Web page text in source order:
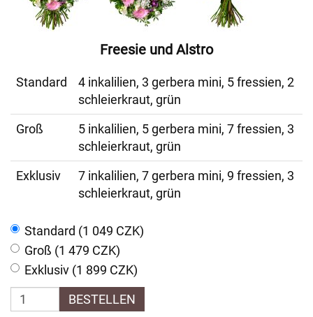
Freesie und Alstro
Standard
4 inkalilien, 3 gerbera mini, 5 fressien, 2
schleierkraut, grün
Groß
5 inkalilien, 5 gerbera mini, 7 fressien, 3
schleierkraut, grün
Exklusiv
7 inkalilien, 7 gerbera mini, 9 fressien, 3
schleierkraut, grün
Standard (1 049 CZK)
Groß (1 479 CZK)
Exklusiv (1 899 CZK)
BESTELLEN